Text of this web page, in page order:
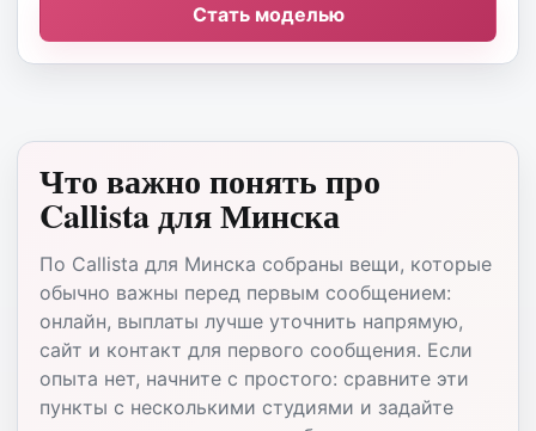
Стать моделью
Что важно понять про
Callista для Минска
По Callista для Минска собраны вещи, которые
обычно важны перед первым сообщением:
онлайн, выплаты лучше уточнить напрямую,
сайт и контакт для первого сообщения. Если
опыта нет, начните с простого: сравните эти
пункты с несколькими студиями и задайте